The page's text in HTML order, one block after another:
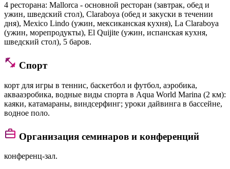
4 ресторана: Mallorca - основной ресторан (завтрак, обед и
ужин, шведский стол), Claraboya (обед и закуски в течении
дня), Mexico Lindo (ужин, мексиканская кухня), La Claraboya
(ужин, морепродукты), El Quijite (ужин, испанская кухня,
шведский стол), 5 баров.
Спорт
корт для игры в теннис, баскетбол и футбол, аэробика,
аквааэробика, водные виды спорта в Aqua World Marina (2 км):
каяки, катамараны, виндсерфинг; уроки дайвинга в бассейне,
водное поло.
Организация семинаров и конференций
конференц-зал.